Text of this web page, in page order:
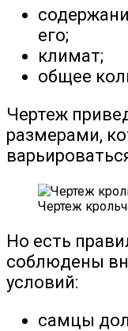
его;
климат;
общее
Чертеж
размерами,
Чертеж
Но есть
соблюдены
условий:
самцы